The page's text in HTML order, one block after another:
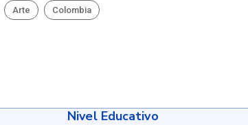
Arte Colombia
Nivel Educativo